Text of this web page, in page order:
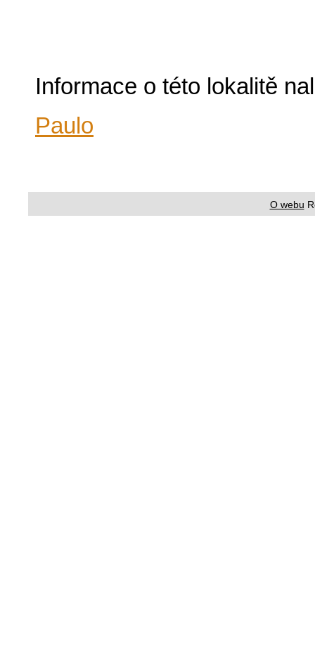
Informace o této lokalitě
Paulo
O webu